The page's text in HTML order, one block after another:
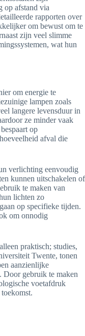
op afstand via
rapporten over
om bewust om te
zijn veel slimme
wat hun
om energie te
lampen zoals
langere levensduur in
ze minder vaak
op
afval die
verlichting eenvoudig
kunnen uitschakelen of
te maken van
lichten zo
op specifieke tijden.
om onnodig
praktisch; studies,
Twente, tonen
aanzienlijke
Door gebruik te maken
voetafdruk